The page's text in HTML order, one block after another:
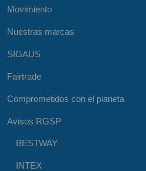
Movimiento
Nuestras marcas
SIGAUS
Fairtrade
Comprometidos con el planeta
Avisos RGSP
BESTWAY
INTEX